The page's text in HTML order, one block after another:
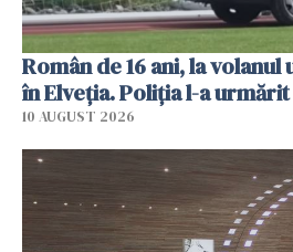
Român de 16 ani, la
în Elveția. Poliția l-a
10 AUGUST 2026